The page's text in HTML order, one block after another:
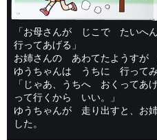
「お母さんが じこで たいへ
行ってあげる」
お姉さんの あわてたようすが
ゆうちゃんは うちに 行って
「じゃあ、うちへ おくってあ
って行くから いい。」
ゆうちゃんが 走り出すと、お
した。